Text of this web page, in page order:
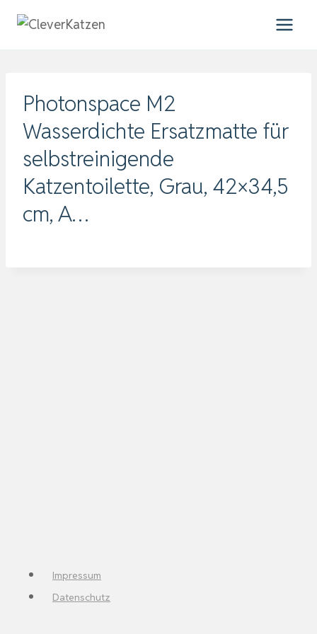
Inhalt
Photonspace M2
Wasserdichte Ersatzmatte für
selbstreinigende
Katzentoilette, Grau, 42×34,5
cm, A…
Impressum
Datenschutz